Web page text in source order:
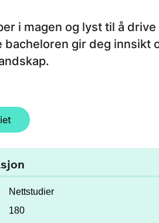
i magen og lyst til å
bacheloren gir deg
Nettstudier
180